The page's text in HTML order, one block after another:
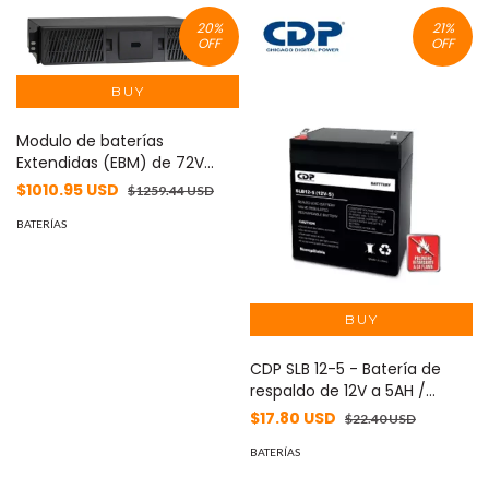
20%
OFF
Modulo de baterías
Extendidas (EBM) de 72V
para sistemas UPS
2U de Rack o Torre BP72RT -
$1010.95 USD $1259.44 USD
BATERÍAS
21%
OFF
CDP SLB 12-5 - Batería de
respaldo de 12V a 5AH /
Batería libre de
instalación / Compatible
$17.80 USD $22.40 USD
BATERÍAS